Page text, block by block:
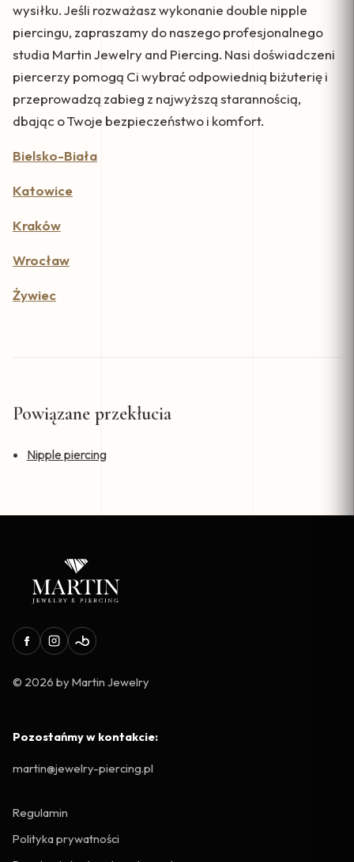
wysiłku. Jeśli rozważasz wykonanie double nipple
piercingu, zapraszamy do naszego profesjonalnego
studia Martin Jewelry and Piercing. Nasi doświadczeni
piercerzy pomogą Ci wybrać odpowiednią biżuterię i
przeprowadzą zabieg z najwyższą starannością,
dbając o Twoje bezpieczeństwo i komfort.
Bielsko-Biała
Katowice
Kraków
Wrocław
Żywiec
Powiązane przekłucia
Nipple piercing
© 2026 by Martin Jewelry
Pozostańmy w kontakcie:
martin@jewelry-piercing.pl
Regulamin
Polityka prywatności